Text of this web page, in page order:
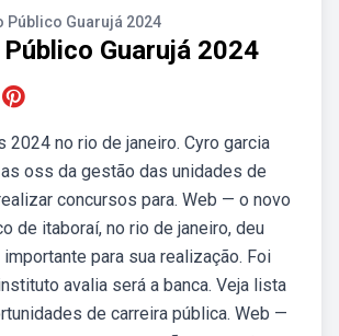
Público Guarujá 2024
Guarujá 2024
no rio de janeiro. Cyro garcia
oss da gestão das unidades de
concursos para. Web — o novo
de itaboraí, no rio de janeiro, deu
para sua realização. Foi
avalia será a banca. Veja lista
de carreira pública. Web —